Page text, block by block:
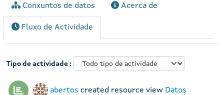
Conxuntos de datos Acerca de
Fluxo de Actividade
Tipo de actividade
abertos created resource view Datos